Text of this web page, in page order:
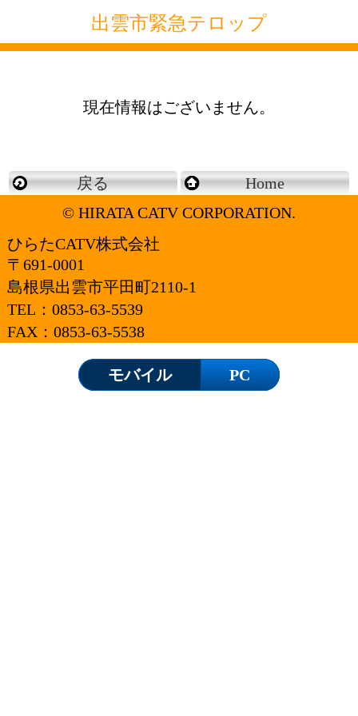
出雲市緊急テロップ
現在情報はございません。
戻る
Home
© HIRATA CATV CORPORATION.
ひらたCATV株式会社
〒691-0001
島根県出雲市平田町2110-1
TEL： 0853-63-5539
FAX：0853-63-5538
モバイル PC